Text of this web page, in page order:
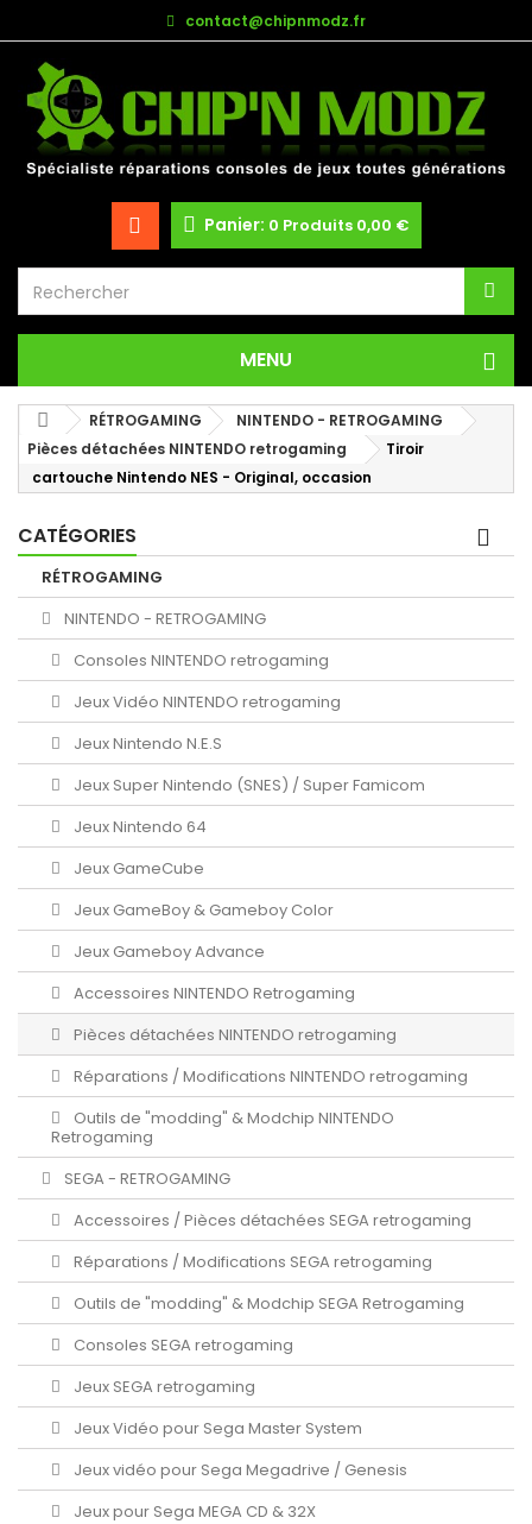
contact@chipnmodz.fr
Panier: 0 Produits 0,00 €
MENU
RÉTROGAMING
NINTENDO - RETROGAMING
Pièces détachées NINTENDO retrogaming
Tiroir
cartouche Nintendo NES - Original, occasion
CATÉGORIES
RÉTROGAMING
NINTENDO - RETROGAMING
Consoles NINTENDO retrogaming
Jeux Vidéo NINTENDO retrogaming
Jeux Nintendo N.E.S
Jeux Super Nintendo (SNES) / Super Famicom
Jeux Nintendo 64
Jeux GameCube
Jeux GameBoy & Gameboy Color
Jeux Gameboy Advance
Accessoires NINTENDO Retrogaming
Pièces détachées NINTENDO retrogaming
Réparations / Modifications NINTENDO retrogaming
Outils de "modding" & Modchip NINTENDO
Retrogaming
SEGA - RETROGAMING
Accessoires / Pièces détachées SEGA retrogaming
Réparations / Modifications SEGA retrogaming
Outils de "modding" & Modchip SEGA Retrogaming
Consoles SEGA retrogaming
Jeux SEGA retrogaming
Jeux Vidéo pour Sega Master System
Jeux vidéo pour Sega Megadrive / Genesis
Jeux pour Sega MEGA CD & 32X